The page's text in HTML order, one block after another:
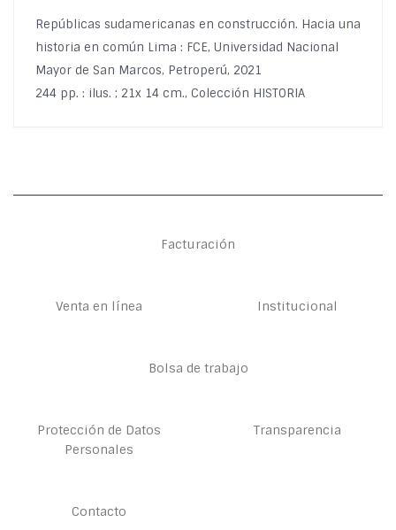
Repúblicas sudamericanas en construcción. Hacia una
historia en común Lima : FCE, Universidad Nacional
Mayor de San Marcos, Petroperú, 2021
244 pp. : ilus. ; 21x 14 cm., Colección HISTORIA
Facturación
Venta en línea Institucional
Bolsa de trabajo
Protección de Datos
Personales
Transparencia
Contacto